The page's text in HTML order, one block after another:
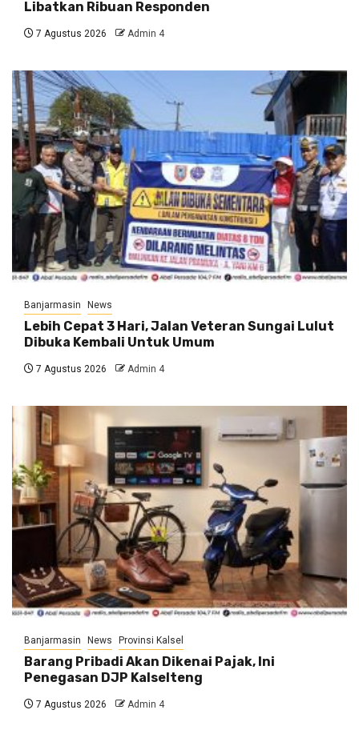
Libatkan Ribuan Responden
7 Agustus 2026 Admin 4
Banjarmasin News
Lebih Cepat 3 Hari, Jalan Veteran Sungai Lulut
Dibuka Kembali Untuk Umum
7 Agustus 2026 Admin 4
Banjarmasin News Provinsi Kalsel
Barang Pribadi Akan Dikenai Pajak, Ini
Penegasan DJP Kalselteng
7 Agustus 2026 Admin 4